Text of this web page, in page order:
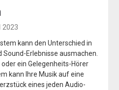
kann den Unterschied in
Erlebnisse ausmachen.
ein Gelegenheits-Hörer
kann Ihre Musik auf eine
eines jeden Audio-